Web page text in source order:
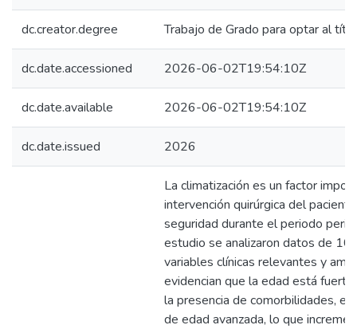
dc.creator.degree Trabajo de Grado para optar al
dc.date.accessioned 2026-06-02T19:54:10Z
dc.date.available 2026-06-02T19:54:10Z
dc.date.issued 2026
La climatización es un factor
intervención quirúrgica del
seguridad durante el periodo
estudio se analizaron datos de
variables clínicas relevantes y
evidencian que la edad está
la presencia de comorbilidades,
de edad avanzada, lo que